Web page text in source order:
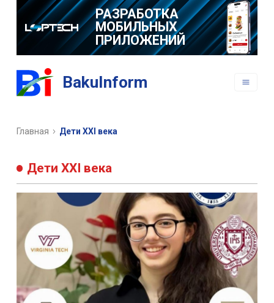
РАЗРАБОТКА
МОБИЛЬНЫХ
ПРИЛОЖЕНИЙ
BakuInform
Главная Дети XXI века
Дети XXI века